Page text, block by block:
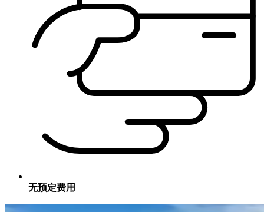
无预定费用